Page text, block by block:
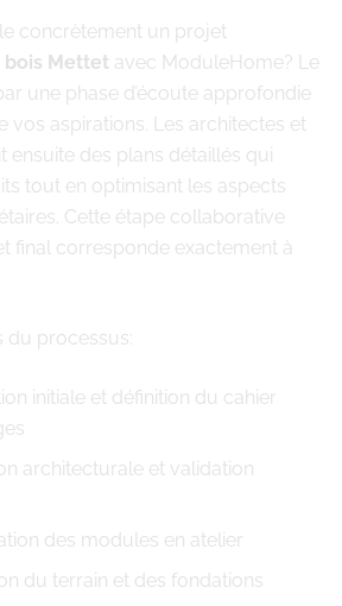
concrètement un projet
Mettet avec ModuleHome? Le
une phase d’écoute approfondie
vos aspirations. Les architectes et
ensuite des plans détaillés qui
tout en optimisant les aspects
Cette étape collaborative
final corresponde exactement à
du processus:
initiale et définition du cahier
architecturale et validation
des modules en atelier
du terrain et des fondations